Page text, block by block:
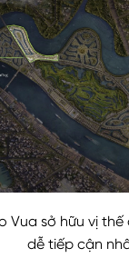
Vua sở hữu vị
dễ tiếp cận